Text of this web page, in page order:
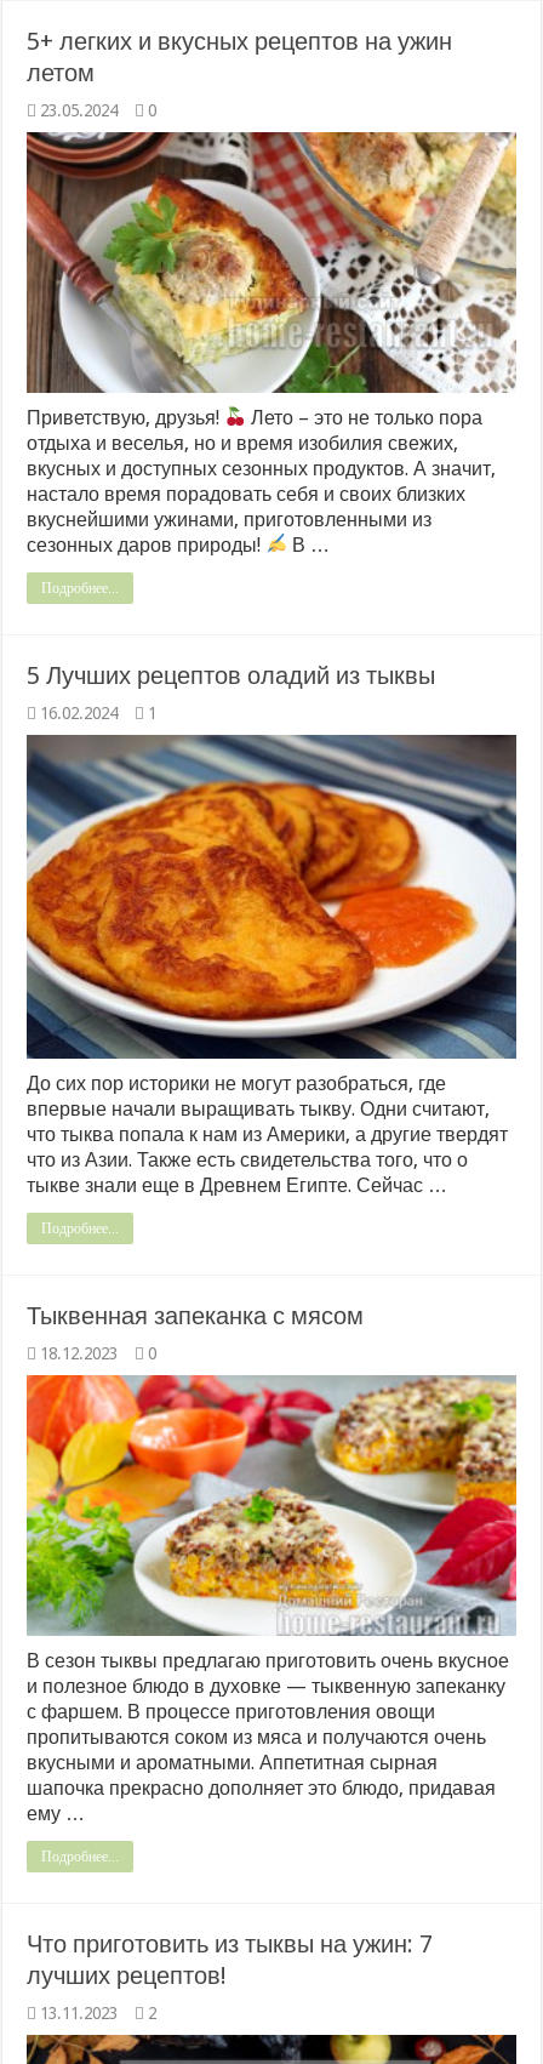
5+ легких и вкусных рецептов на ужин
летом
23.05.2024 0
Приветствую, друзья!
Лето – это не только пора
отдыха и веселья, но и время изобилия свежих,
вкусных и доступных сезонных продуктов. А значит,
настало время порадовать себя и своих близких
вкуснейшими ужинами, приготовленными из
сезонных даров природы!
В …
Подробнее...
5 Лучших рецептов оладий из тыквы
16.02.2024 1
До сих пор историки не могут разобраться, где
впервые начали выращивать тыкву. Одни считают,
что тыква попала к нам из Америки, а другие твердят
что из Азии. Также есть свидетельства того, что о
тыкве знали еще в Древнем Египте. Сейчас …
Подробнее...
Тыквенная запеканка с мясом
18.12.2023 0
В сезон тыквы предлагаю приготовить очень вкусное
и полезное блюдо в духовке — тыквенную запеканку
с фаршем. В процессе приготовления овощи
пропитываются соком из мяса и получаются очень
вкусными и ароматными. Аппетитная сырная
шапочка прекрасно дополняет это блюдо, придавая
ему …
Подробнее...
Что приготовить из тыквы на ужин: 7
лучших рецептов!
13.11.2023 2